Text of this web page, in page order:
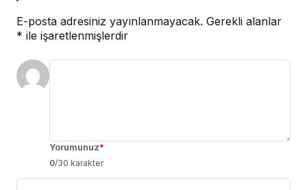
E-posta adresiniz yayınlanmayacak. Gerekli alanlar
* ile işaretlenmişlerdir
Yorumunuz*
0/30 karakter